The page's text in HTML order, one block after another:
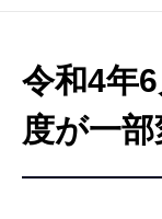
令和4年
度が一